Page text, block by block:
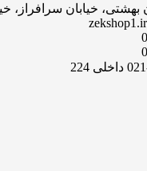
بهشتی، خیابان سرافراز،
224